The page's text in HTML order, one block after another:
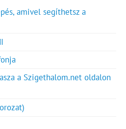
amivel segíthetsz a
a Szigethalom.net oldalon